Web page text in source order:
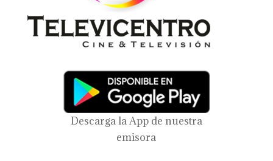
Descarga la App de nuestra
emisora